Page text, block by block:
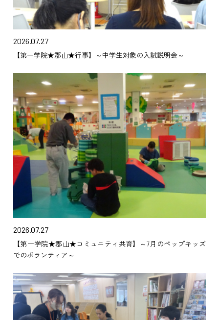
2026.07.27
【第一学院★郡山★行事】～中学生対象の入試説明会～
2026.07.27
【第一学院★郡山★コミュニティ共育】～7月のペップキッズ
でのボランティア～